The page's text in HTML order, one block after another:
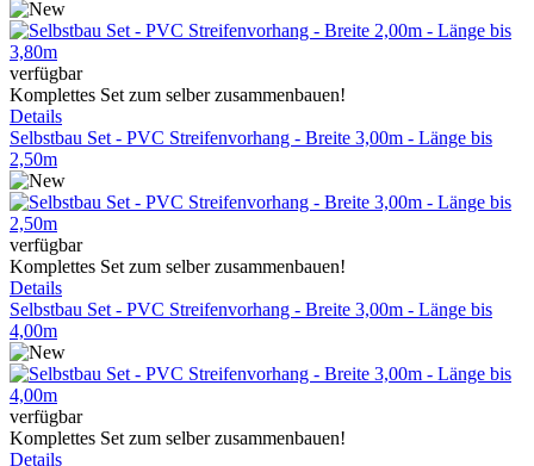
verfügbar
Komplettes Set zum selber zusammenbauen!
Details
Selbstbau Set - PVC Streifenvorhang - Breite 3,00m - Länge bis
2,50m
verfügbar
Komplettes Set zum selber zusammenbauen!
Details
Selbstbau Set - PVC Streifenvorhang - Breite 3,00m - Länge bis
4,00m
verfügbar
Komplettes Set zum selber zusammenbauen!
Details